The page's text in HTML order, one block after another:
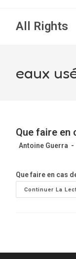
All Rights
eaux
Que faire en
Antoine Guerra
Que faire en cas
Continuer La